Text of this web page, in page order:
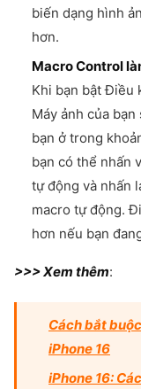
biến dạng hình
hơn.
Macro Control
Khi bạn bật Điều
Máy ảnh của
bạn ở trong
bạn có thể nhấn
tự động và nhấn
macro tự động.
hơn nếu bạn
>>> Xem thêm:
Cách bắt
iPhone 16
iPhone 16: